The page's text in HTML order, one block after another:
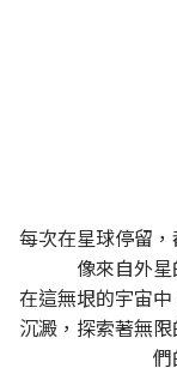
每次在星球停留
像來自外
在這無垠的宇宙
沉澱，探索著無
們